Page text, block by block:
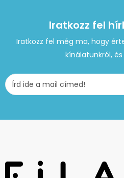
Iratkozz fel
Iratkozz fel még ma, hogy
kínálatunkról,